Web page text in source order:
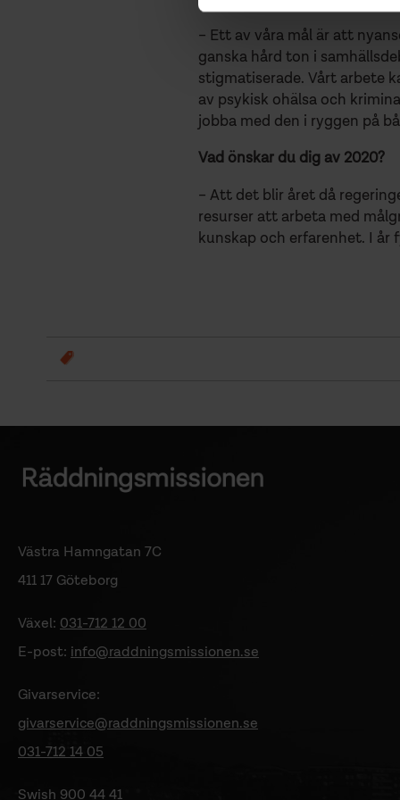
– Ett av våra mål är att
ganska hård ton i
stigmatiserade. Vårt arbete
av psykisk ohälsa och
jobba med den i ryggen på
Vad önskar du dig av 2020?
– Att det blir året då
resurser att arbeta med
kunskap och erfarenhet. I år
Västra Hamngatan 7C
411 17 Göteborg
Växel: 031-712 12 00
E-post: info@raddningsmissionen.se
Givarservice:
givarservice@raddningsmissionen.se
031-712 14 05
Swish 900 44 41